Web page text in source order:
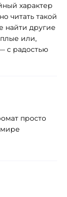
характер
читать такой
найти другие
или,
с радостью
просто